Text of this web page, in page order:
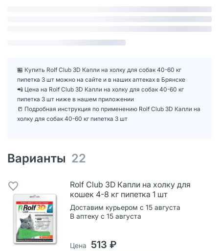
🏪 Купить Rolf Club 3D Капли на холку для собак 40-60 кг
пипетка 3 шт можно на сайте и в наших аптеках в Брянске
📲 Цена на Rolf Club 3D Капли на холку для собак 40-60 кг
пипетка 3 шт ниже в нашем приложении
📒 Подробная инструкция по применению Rolf Club 3D Капли на
холку для собак 40-60 кг пипетка 3 шт
Варианты 22
Rolf Club 3D Капли на холку для
кошек 4-8 кг пипетка 1 шт
Доставим курьером с 15 августа
В аптеку с 15 августа
Цена 513 ₽